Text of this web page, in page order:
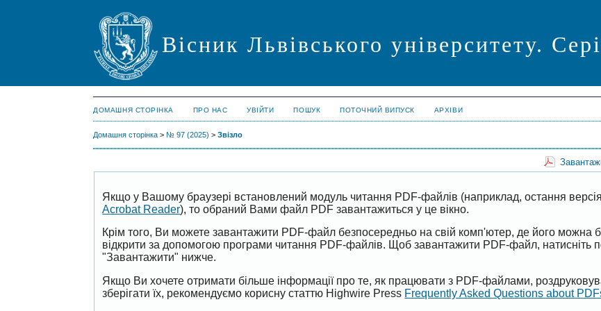
Вісник Львівського університету.
ДОМАШНЯ СТОРІНКА ПРО НАС УВІЙТИ ПОШУК ПОТОЧНИЙ ВИПУСК АРХІВИ
Домашня сторінка > № 97 (2025) >Звiзло
Якщо у Вашому браузері встановлений модуль читання PDF-файлів (наприклад, остання
Acrobat Reader), то обраний Вами файл PDF завантажиться у це вікно.
Крім того, Ви можете завантажити PDF-файл безпосередньо на свій комп'ютер, де його можна
відкрити за допомогою програми читання PDF-файлів. Щоб завантажити PDF-файл, натисніть
"Завантажити" нижче.
Якщо Ви хочете отримати більше інформації про те, як працювати з PDF-файлами,
зберігати їх, рекомендуємо корисну статтю Highwire Press Frequently Asked Questions about